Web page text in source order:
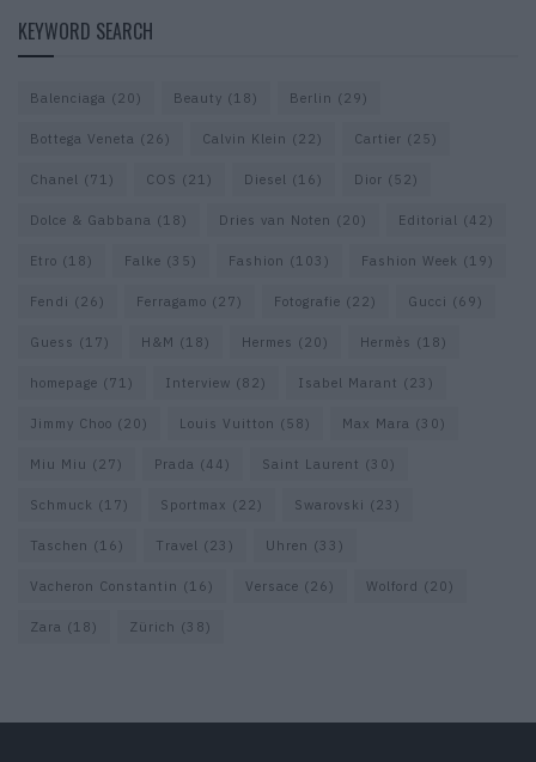
KEYWORD SEARCH
Balenciaga (20) Beauty (18) Berlin (29)
Bottega Veneta (26) Calvin Klein (22) Cartier (25)
Chanel (71) COS (21) Diesel (16) Dior (52)
Dolce & Gabbana (18) Dries van Noten (20) Editorial (42)
Etro (18) Falke (35) Fashion (103) Fashion Week (19)
Fendi (26) Ferragamo (27) Fotografie (22) Gucci (69)
Guess (17) H&M (18) Hermes (20) Hermès (18)
homepage (71) Interview (82) Isabel Marant (23)
Jimmy Choo (20) Louis Vuitton (58) Max Mara (30)
Miu Miu (27) Prada (44) Saint Laurent (30)
Schmuck (17) Sportmax (22) Swarovski (23)
Taschen (16) Travel (23) Uhren (33)
Vacheron Constantin (16) Versace (26) Wolford (20)
Zara (18) Zürich (38)